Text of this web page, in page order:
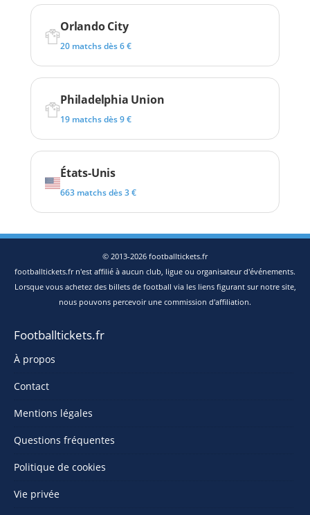
Orlando City
20 matchs dès 6 €
Philadelphia Union
19 matchs dès 9 €
États-Unis
663 matchs dès 3 €
© 2013-2026 footballtickets.fr
footballtickets.fr n'est affilié à aucun club, ligue ou organisateur d'événements.
Lorsque vous achetez des billets de football via les liens figurant sur notre site,
nous pouvons percevoir une commission d'affiliation.
Footballtickets.fr
À propos
Contact
Mentions légales
Questions fréquentes
Politique de cookies
Vie privée